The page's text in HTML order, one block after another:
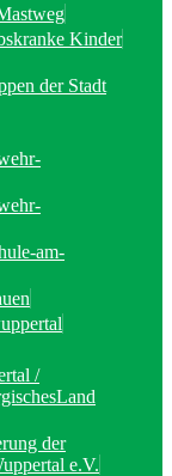
Kinder
der Stadt
am-
/
der
e.V.